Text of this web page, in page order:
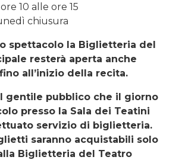
10 alle ore 15
chiusura
spettacolo la Biglietteria del
resterà aperta anche
all’inizio della recita.
gentile pubblico che il giorno
presso la Sala dei Teatini
servizio di biglietteria.
saranno acquistabili solo
Biglietteria del Teatro